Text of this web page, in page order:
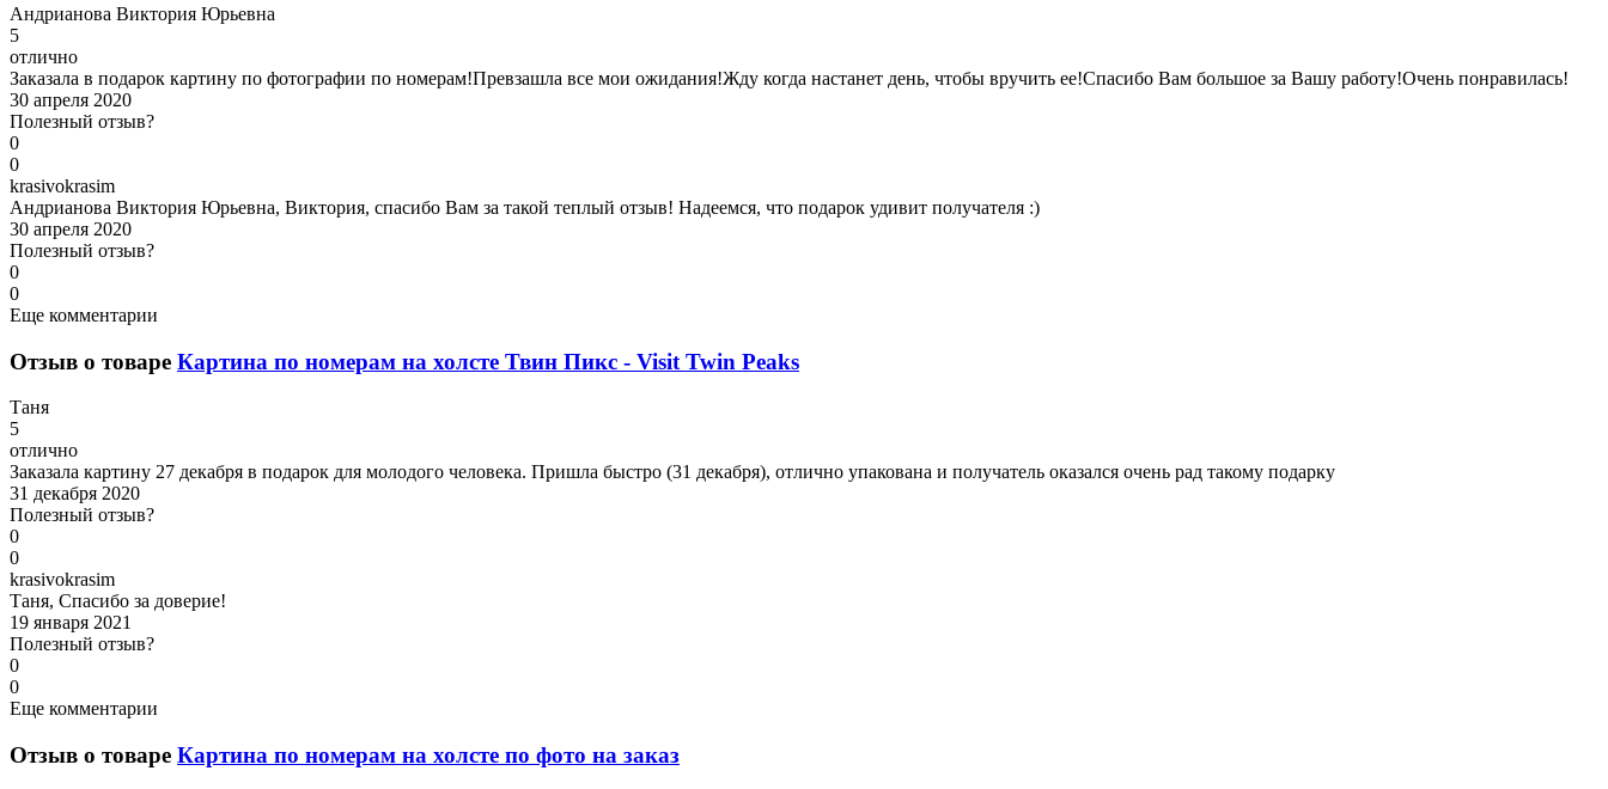
Андрианова Виктория Юрьевна
5
отлично
Заказала в подарок картину по фотографии по номерам!Превзашла все мои ожидания!Жду когда настанет день, чтобы вручить ее!Спасибо Вам большое за Вашу работу!Очень понравилась!
30 апреля 2020
Полезный отзыв?
0
0
krasivokrasim
Андрианова Виктория Юрьевна, Виктория, спасибо Вам за такой теплый отзыв! Надеемся, что подарок удивит получателя :)
30 апреля 2020
Полезный отзыв?
0
0
Еще комментарии
Отзыв о товаре Картина по номерам на холсте Твин Пикс - Visit Twin Peaks
Таня
5
отлично
Заказала картину 27 декабря в подарок для молодого человека. Пришла быстро (31 декабря), отлично упакована и получатель оказался очень рад такому подарку
31 декабря 2020
Полезный отзыв?
0
0
krasivokrasim
Таня, Спасибо за доверие!
19 января 2021
Полезный отзыв?
0
0
Еще комментарии
Отзыв о товаре Картина по номерам на холсте по фото на заказ